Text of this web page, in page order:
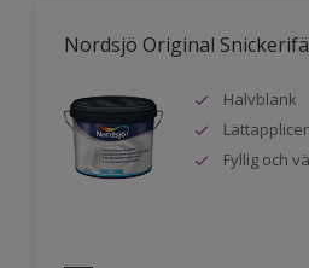
Nordsjö Original
Halvblank
Fyllig och